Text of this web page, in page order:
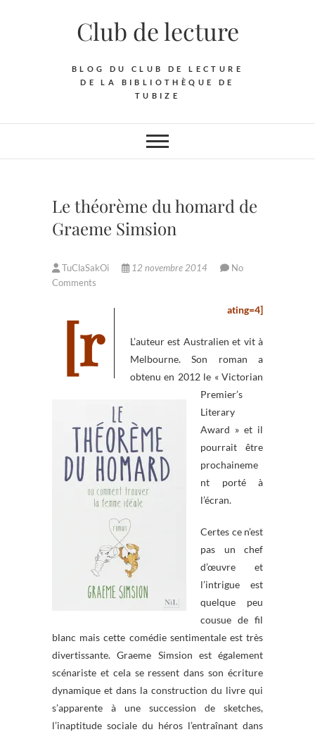
Club de lecture
BLOG DU CLUB DE LECTURE
DE LA BIBLIOTHÈQUE DE
TUBIZE
Le théorème du homard de
Graeme Simsion
TuClaSakOi 12 novembre 2014
No
Comments
[rating=4]
L’auteur est Australien et vit à
Melbourne. Son roman a
obtenu en 2012 le « Victorian
Premier’s
Literary
Award » et il
pourrait être
prochaineme
nt porté à
l’écran.
Certes ce n’est
pas un chef
d’œuvre et
l’intrigue est
quelque peu
cousue de fil
blanc mais cette comédie sentimentale est très
divertissante. Graeme Simsion est également
scénariste et cela se ressent dans son écriture
dynamique et dans la construction du livre qui
s’apparente à une succession de sketches,
l’inaptitude sociale du héros l’entraînant dans